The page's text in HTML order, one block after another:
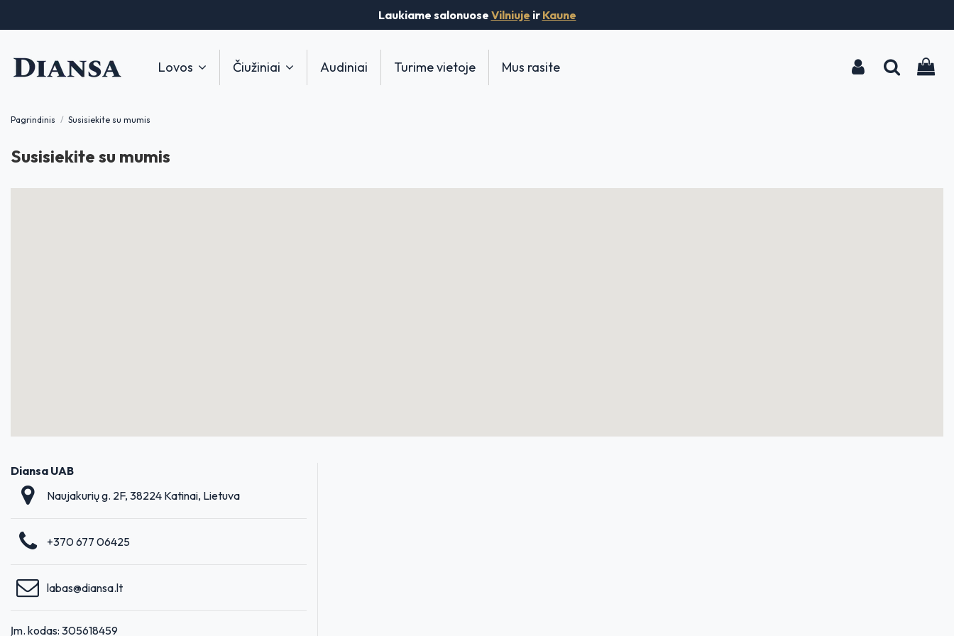
Laukiame salonuose Vilniuje ir Kaune
Lovos Čiužiniai Audiniai Turime vietoje Mus rasite
Pagrindinis Susisiekite su mumis
Susisiekite su mumis
Diansa UAB
Naujakurių g. 2F, 38224 Katinai, Lietuva
+370 677 06425
labas@diansa.lt
Įm. kodas: 305618459